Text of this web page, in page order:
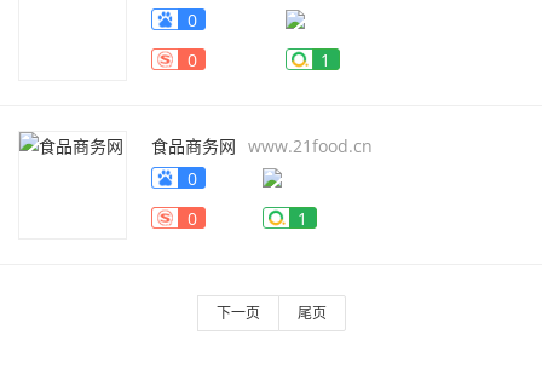
0
0
1
食品商务网 www.21food.cn
0
0
1
下一页 尾页